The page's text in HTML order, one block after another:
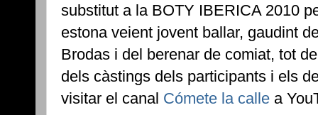
substitut a la BOTY IBERICA 2010
estona veient jovent ballar, gaudint
Brodas i del berenar de comiat, tot
dels càstings dels participants i els
visitar el canal Cómete la calle a